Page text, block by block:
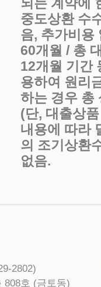
중도상환 수
음, 추가비용
60개월 / 총
12개월 기간
용하여 원리
하는 경우 총
(단, 대출상
내용에 따라
의 조기상환
없음.
2802)
808호 (금토동)